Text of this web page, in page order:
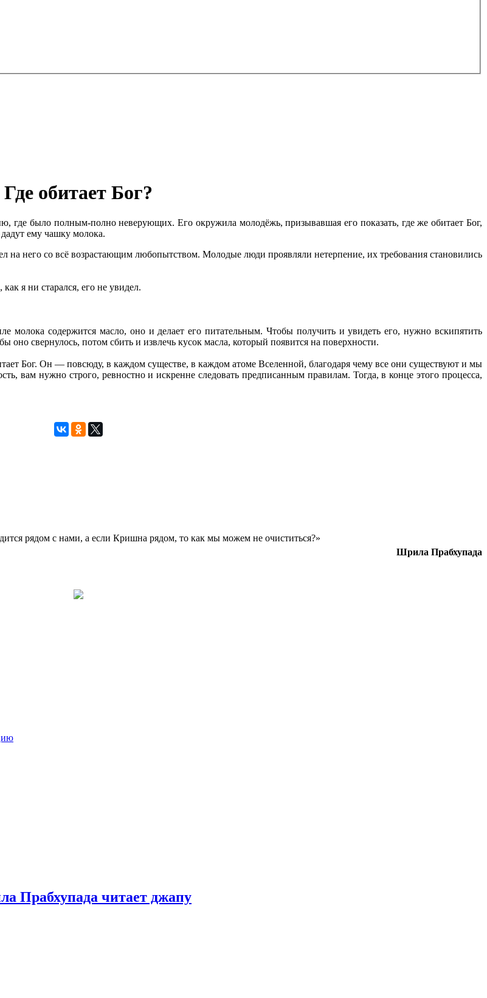
Где обитает Бог?
где было полным-полно неверующих. Его окружила молодёжь, призывавшая его показать, где же обитает Бог,
ему чашку молока.
на него со всё возрастающим любопытством. Молодые люди проявляли нетерпение, их требования становились
я ни старался, его не увидел.
содержится масло, оно и делает его питательным. Чтобы получить и увидеть его, нужно вскипятить
оно свернулось, потом сбить и извлечь кусок масла, который появится на поверхности.
Бог. Он — повсюду, в каждом существе, в каждом атоме Вселенной, благодаря чему все они существуют и мы
вам нужно строго, ревностно и искренне следовать предписанным правилам. Тогда, в конце этого процесса,
рядом с нами, а если Кришна рядом, то как мы можем не очиститься?»
Шрила Прабхупада
Прабхупада читает джапу